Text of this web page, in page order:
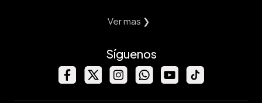
Ver mas ❯
Síguenos